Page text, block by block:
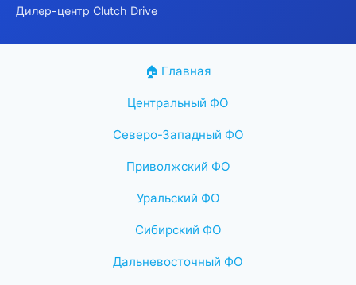
Дилер-центр Clutch Drive
🏠 Главная
Центральный ФО
Северо-Западный ФО
Приволжский ФО
Уральский ФО
Сибирский ФО
Дальневосточный ФО